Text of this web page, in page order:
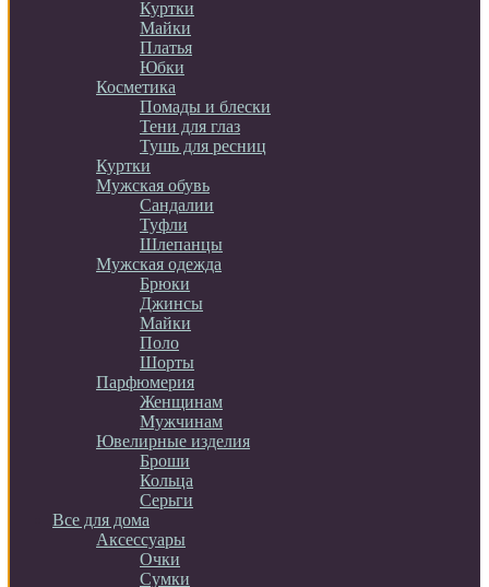
Куртки
Майки
Платья
Юбки
Косметика
Помады и блески
Тени для глаз
Тушь для ресниц
Куртки
Мужская обувь
Сандалии
Туфли
Шлепанцы
Мужская одежда
Брюки
Джинсы
Майки
Поло
Шорты
Парфюмерия
Женщинам
Мужчинам
Ювелирные изделия
Броши
Кольца
Серьги
Все для дома
Аксессуары
Очки
Сумки